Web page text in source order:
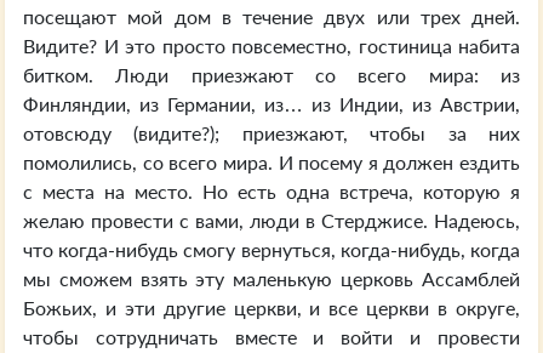
посещают мой дом в течение двух или трех дней.
Видите? И это просто повсеместно, гостиница набита
битком. Люди приезжают со всего мира: из
Финляндии, из Германии, из… из Индии, из Австрии,
отовсюду (видите?); приезжают, чтобы за них
помолились, со всего мира. И посему я должен ездить
с места на место. Но есть одна встреча, которую я
желаю провести с вами, люди в Стерджисе. Надеюсь,
что когда-нибудь смогу вернуться, когда-нибудь, когда
мы сможем взять эту маленькую церковь Ассамблей
Божьих, и эти другие церкви, и все церкви в округе,
чтобы сотрудничать вместе и войти и провести